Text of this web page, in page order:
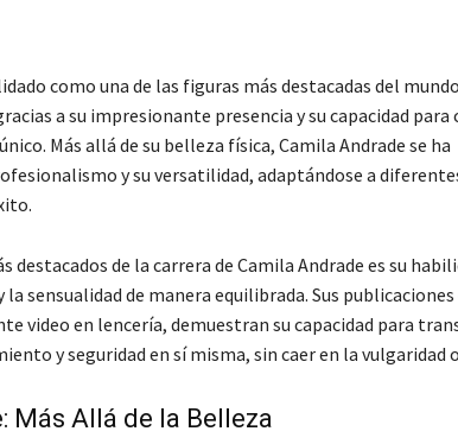
como una de las figuras más destacadas del
a su impresionante presencia y su capacidad para
Más allá de su belleza física, Camila Andrade se ha
y su versatilidad, adaptándose a
destacados de la carrera de Camila Andrade es su
sensualidad de manera equilibrada. Sus publicaciones
video en lencería, demuestran su capacidad para
y seguridad en sí misma, sin caer en la vulgaridad
Más Allá de la Belleza